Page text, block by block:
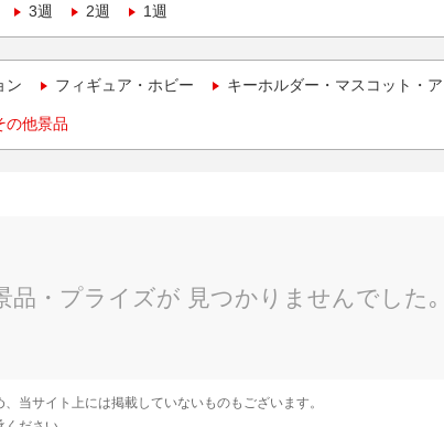
3週 2週 1週
ン フィギュア・ホビー キーホルダー・マスコット・
の他景品